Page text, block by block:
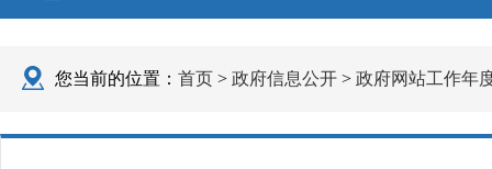
您当前的位置： 首页 > 政府信息公开 > 政府网站工作年